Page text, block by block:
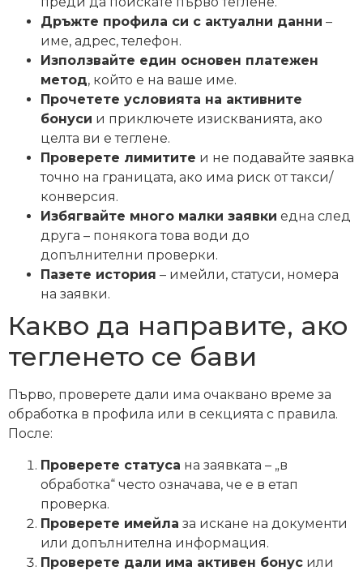
Дръжте профила си с актуални данни –
име, адрес, телефон.
Използвайте един основен платежен
метод, който е на ваше име.
Прочетете условията на активните
бонуси и приключете изискванията, ако
целта ви е теглене.
Проверете лимитите и не подавайте заявка
точно на границата, ако има риск от такси/
конверсия.
Избягвайте много малки заявки една след
друга – понякога това води до
допълнителни проверки.
Пазете история – имейли, статуси, номера
на заявки.
Какво да направите, ако
тегленето се бави
Първо, проверете дали има очаквано време за
обработка в профила или в секцията с правила.
После:
Проверете статуса на заявката – „в
обработка“ често означава, че е в етап
проверка.
Проверете имейла за искане на документи
или допълнителна информация.
Проверете дали има активен бонус или